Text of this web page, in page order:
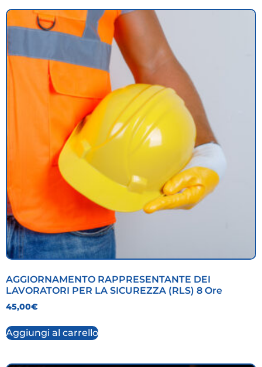
AGGIORNAMENTO RAPPRESENTANTE DEI
LAVORATORI PER LA SICUREZZA (RLS) 8 Ore
45,00€
Aggiungi al carrello